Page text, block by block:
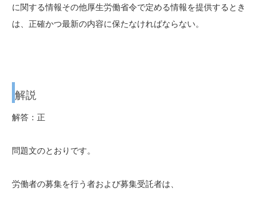
に関する情報その他厚生労働省令で定める情報を提供するとき
は、正確かつ最新の内容に保たなければならない。
解説
解答：正
問題文のとおりです。
労働者の募集を行う者および募集受託者は、